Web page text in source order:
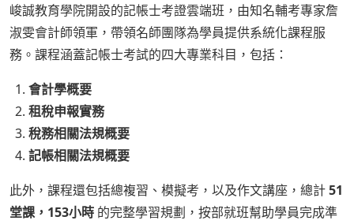
峻誠教育學院開設的記帳士考證雲端班，由知名輔考專家詹
淑雯會計師領軍，帶領名師團隊為學員提供系統化課程服
務。課程涵蓋記帳士考試的四大專業科目，包括：
會計學概要
租稅申報實務
稅務相關法規概要
記帳相關法規概要
此外，課程還包括總複習、模擬考，以及作文講座，總計51
堂課，153小時 的完整學習規劃，按部就班幫助學員完成準